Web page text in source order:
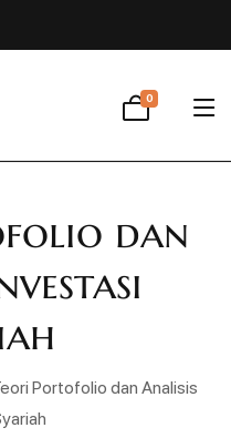
0
dan
Portofolio dan Analisis